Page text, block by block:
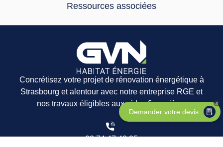
Ressources associées
Concrétisez votre projet de rénovation énergétique à
Strasbourg et alentour avec notre entreprise RGE et
nos travaux éligibles aux aides financières
03 74 47 48 25
Demander votre devis
X